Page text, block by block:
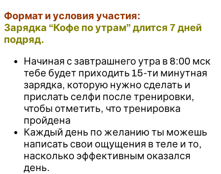
Формат и условия участия:
Зарядка “Кофе по утрам” длится 7 дней
подряд.
Начиная с завтрашнего утра в 8:00 мск
тебе будет приходить 15-ти минутная
зарядка, которую нужно сделать и
прислать селфи после тренировки,
чтобы отметить, что тренировка
пройдена
Каждый день по желанию ты можешь
написать свои ощущения в теле и то,
насколько эффективным оказался
день.